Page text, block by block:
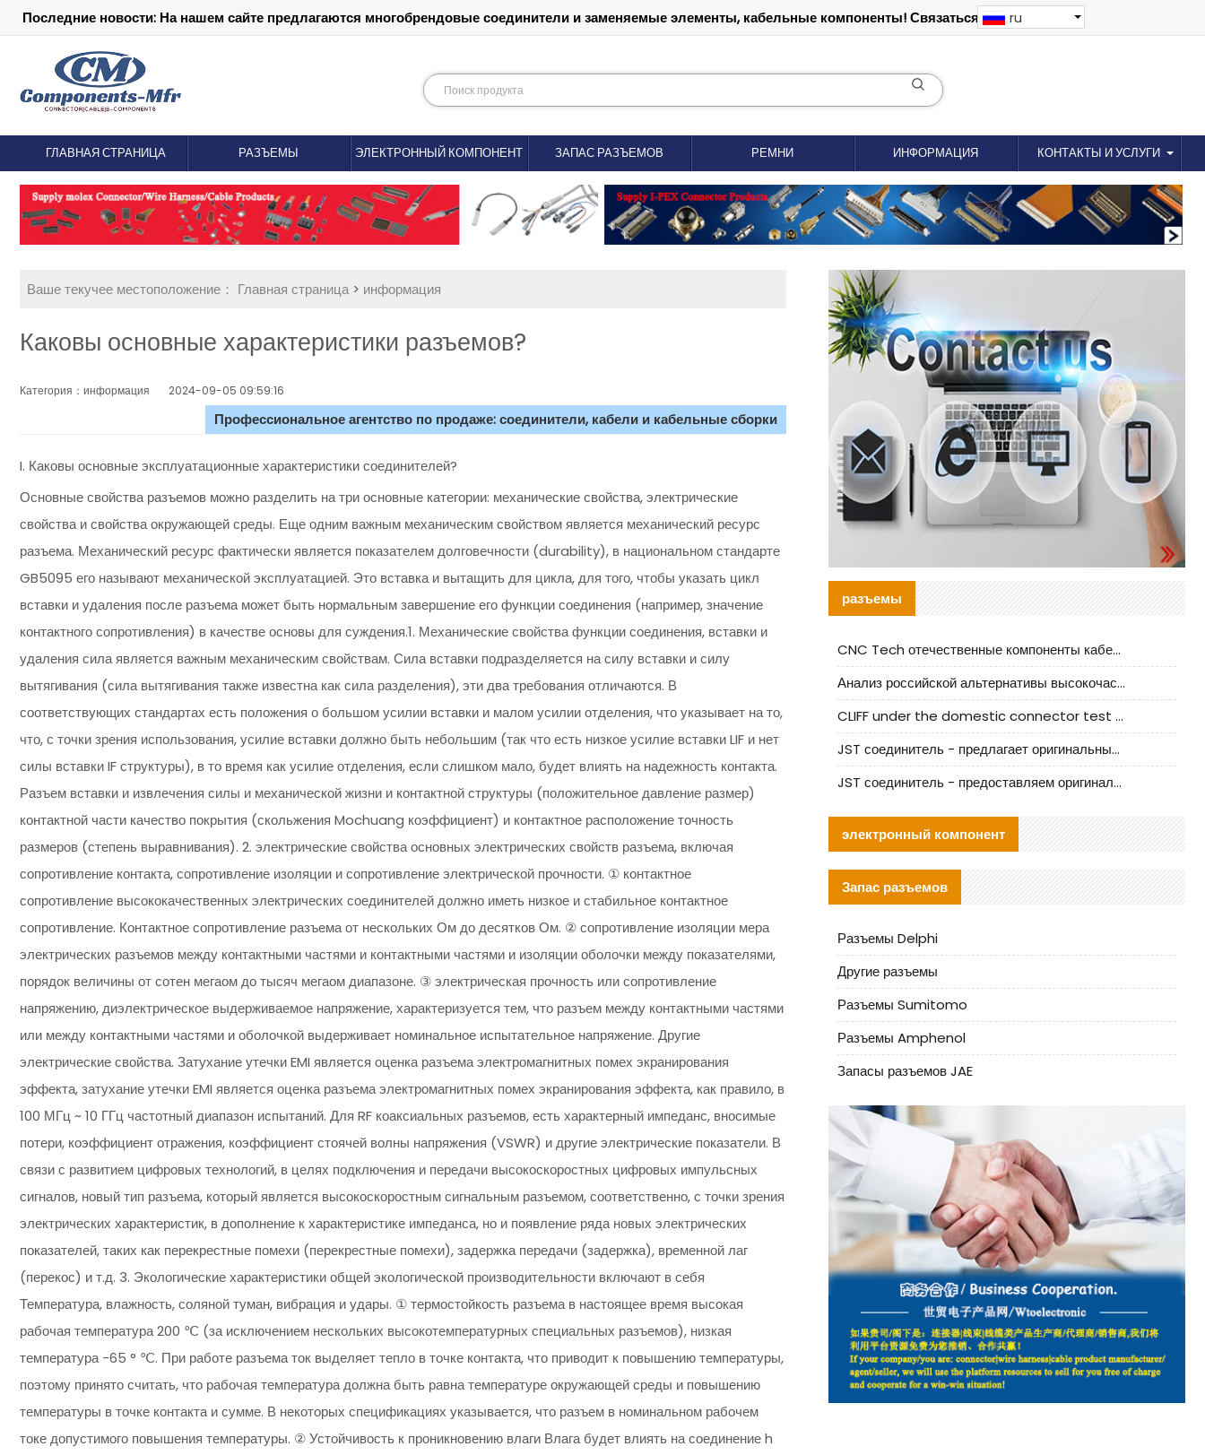
Последние новости: На нашем сайте предлагаются многобрендовые соединители и заменяемые элементы, кабельные компоненты! Связаться: 18012695035
ru
ГЛАВНАЯ СТРАНИЦА РАЗЪЕМЫ ЭЛЕКТРОННЫЙ КОМПОНЕНТ ЗАПАС РАЗЪЕМОВ РЕМНИ ИНФОРМАЦИЯ КОНТАКТЫ И УСЛУГИ
Ваше текучее местоположение： Главная страница> информация
Каковы основные характеристики разъемов?
Категория：информация 2024-09-05 09:59:16
Профессиональное агентство по продаже: соединители, кабели и кабельные сборки
I. Каковы основные эксплуатационные характеристики соединителей?
Основные свойства разъемов можно разделить на три основные категории: механические свойства, электрические
свойства и свойства окружающей среды. Еще одним важным механическим свойством является механический ресурс
разъема. Механический ресурс фактически является показателем долговечности (durability), в национальном стандарте
GB5095 его называют механической эксплуатацией. Это вставка и вытащить для цикла, для того, чтобы указать цикл
вставки и удаления после разъема может быть нормальным завершение его функции соединения (например, значение
контактного сопротивления) в качестве основы для суждения.1. Механические свойства функции соединения, вставки и
удаления сила является важным механическим свойствам. Сила вставки подразделяется на силу вставки и силу
вытягивания (сила вытягивания также известна как сила разделения), эти два требования отличаются. В
соответствующих стандартах есть положения о большом усилии вставки и малом усилии отделения, что указывает на то,
что, с точки зрения использования, усилие вставки должно быть небольшим (так что есть низкое усилие вставки LIF и нет
силы вставки IF структуры), в то время как усилие отделения, если слишком мало, будет влиять на надежность контакта.
Разъем вставки и извлечения силы и механической жизни и контактной структуры (положительное давление размер)
контактной части качество покрытия (скольжения Mochuang коэффициент) и контактное расположение точность
размеров (степень выравнивания). 2. электрические свойства основных электрических свойств разъема, включая
сопротивление контакта, сопротивление изоляции и сопротивление электрической прочности. ① контактное
сопротивление высококачественных электрических соединителей должно иметь низкое и стабильное контактное
сопротивление. Контактное сопротивление разъема от нескольких Ом до десятков Ом. ② сопротивление изоляции мера
электрических разъемов между контактными частями и контактными частями и изоляции оболочки между показателями,
порядок величины от сотен мегаом до тысяч мегаом диапазоне. ③ электрическая прочность или сопротивление
напряжению, диэлектрическое выдерживаемое напряжение, характеризуется тем, что разъем между контактными частями
или между контактными частями и оболочкой выдерживает номинальное испытательное напряжение. Другие
электрические свойства. Затухание утечки EMI является оценка разъема электромагнитных помех экранирования
эффекта, затухание утечки EMI является оценка разъема электромагнитных помех экранирования эффекта, как правило, в
100 МГц ~ 10 ГГц частотный диапазон испытаний. Для RF коаксиальных разъемов, есть характерный импеданс, вносимые
потери, коэффициент отражения, коэффициент стоячей волны напряжения (VSWR) и другие электрические показатели. В
связи с развитием цифровых технологий, в целях подключения и передачи высокоскоростных цифровых импульсных
сигналов, новый тип разъема, который является высокоскоростным сигнальным разъемом, соответственно, с точки зрения
электрических характеристик, в дополнение к характеристике импеданса, но и появление ряда новых электрических
показателей, таких как перекрестные помехи (перекрестные помехи), задержка передачи (задержка), временной лаг
(перекос) и т.д. 3. Экологические характеристики общей экологической производительности включают в себя
Температура, влажность, соляной туман, вибрация и удары. ① термостойкость разъема в настоящее время высокая
рабочая температура 200 ℃ (за исключением нескольких высокотемпературных специальных разъемов), низкая
температура -65 ° ℃. При работе разъема ток выделяет тепло в точке контакта, что приводит к повышению температуры,
поэтому принято считать, что рабочая температура должна быть равна температуре окружающей среды и повышению
температуры в точке контакта и сумме. В некоторых спецификациях указывается, что разъем в номинальном рабочем
токе допустимого повышения температуры. ② Устойчивость к проникновению влаги Влага будет влиять на соединение h
разъемы
CNC Tech отечественные компоненты кабельной арматуры оценка и руководство по производственному внедрению
Анализ российской альтернативы высокочастотных кабельных колодцев I-PEX
CLIFF under the domestic connector test standard update
JST соединитель - предлагает оригинальные и заменяющие JST NSHR-02V-S соединители
JST соединитель - предоставляем оригинальные JST GHR-09V-S соединители и их аналоги
электронный компонент
Запас разъемов
Разъемы Delphi
Другие разъемы
Разъемы Sumitomo
Разъемы Amphenol
Запасы разъемов JAE